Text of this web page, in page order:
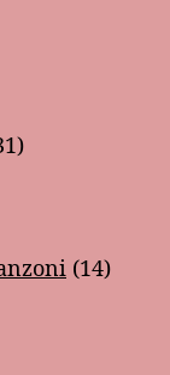
(14)